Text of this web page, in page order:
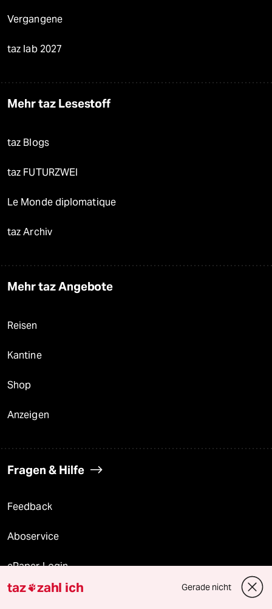
Vergangene
taz lab 2027
Mehr taz Lesestoff
taz Blogs
taz FUTURZWEI
Le Monde diplomatique
taz Archiv
Mehr taz Angebote
Reisen
Kantine
Shop
Anzeigen
Fragen & Hilfe
Feedback
Aboservice
ePaper Login
Downloads für Abonnierende
taz zahl ich Gerade nicht